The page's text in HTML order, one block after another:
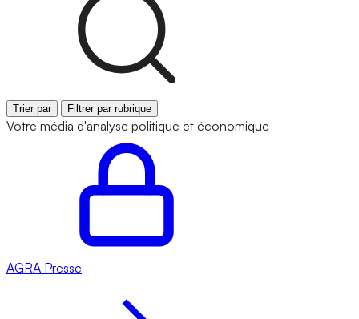
Trier par Filtrer par rubrique
Votre média d'analyse politique et économique
AGRA Presse